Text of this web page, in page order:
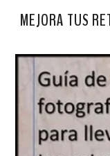
MEJORA TUS